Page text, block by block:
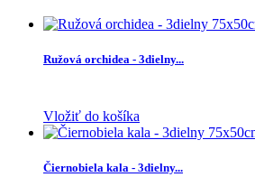
Ružová orchidea - 3dielny...
Vložiť do košíka
Čiernobiela kala - 3dielny...